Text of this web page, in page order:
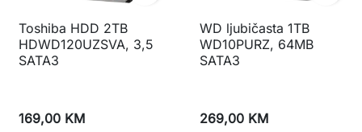
Toshiba HDD 2TB
HDWD120UZSVA, 3,5
SATA3
169,00 KM
WD ljubičasta 1TB
WD10PURZ, 64MB
SATA3
269,00 KM